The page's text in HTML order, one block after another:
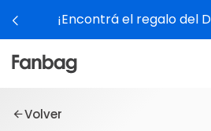
¡Encontrá el regalo del
Volver